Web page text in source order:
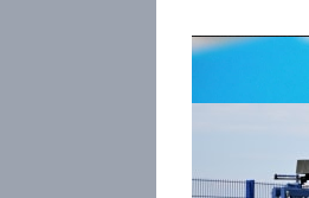
Výběr